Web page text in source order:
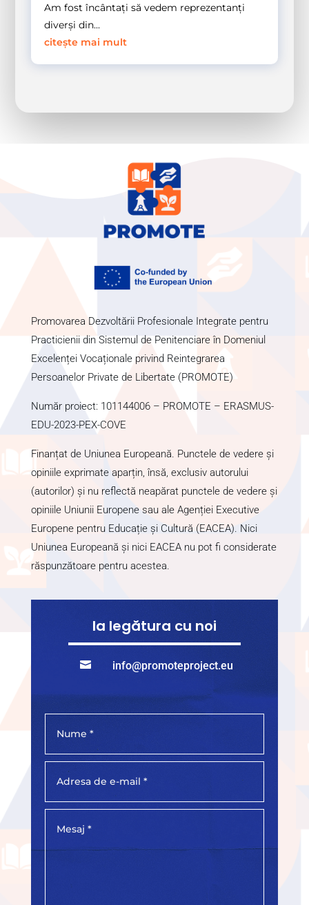
Am fost încântați să vedem reprezentanți
diverși din...
citește mai mult
Promovarea Dezvoltării Profesionale Integrate pentru
Practicienii din Sistemul de Penitenciare în Domeniul
Excelenței Vocaționale privind Reintegrarea
Persoanelor Private de Libertate (PROMOTE)
Număr proiect: 101144006 – PROMOTE – ERASMUS-
EDU-2023-PEX-COVE
Finanțat de Uniunea Europeană. Punctele de vedere și
opiniile exprimate aparțin, însă, exclusiv autorului
(autorilor) și nu reflectă neapărat punctele de vedere și
opiniile Uniunii Europene sau ale Agenției Executive
Europene pentru Educație și Cultură (EACEA). Nici
Uniunea Europeană și nici EACEA nu pot fi considerate
răspunzătoare pentru acestea.
Ia legătura cu noi
 info@promoteproject.eu